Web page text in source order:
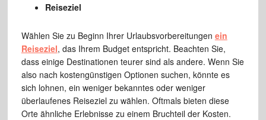
Reiseziel
Wählen Sie zu Beginn Ihrer Urlaubsvorbereitungen ein
Reiseziel, das Ihrem Budget entspricht. Beachten Sie,
dass einige Destinationen teurer sind als andere. Wenn Sie
also nach kostengünstigen Optionen suchen, könnte es
sich lohnen, ein weniger bekanntes oder weniger
überlaufenes Reiseziel zu wählen. Oftmals bieten diese
Orte ähnliche Erlebnisse zu einem Bruchteil der Kosten.